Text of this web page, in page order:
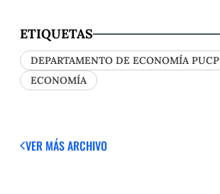
ETIQUETAS
DEPARTAMENTO DE ECONOMÍA PUCP
ECONOMÍA
VER MÁSARCHIVO